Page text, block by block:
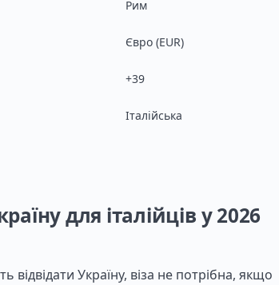
Рим
Євро (EUR)
+39
Італійська
для італійців у 2026
відвідати Україну, віза не потрібна, якщо